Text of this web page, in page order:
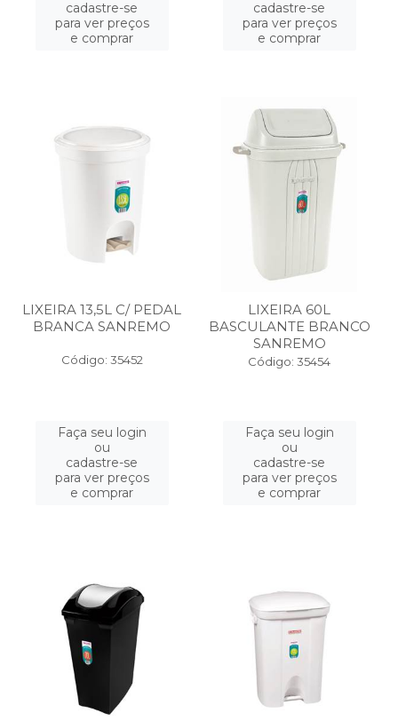
cadastre-se
para ver preços
e comprar
cadastre-se
para ver preços
e comprar
LIXEIRA 13,5L C/ PEDAL
BRANCA SANREMO
Código: 35452
Faça seu login
ou
cadastre-se
para ver preços
e comprar
LIXEIRA 60L
BASCULANTE BRANCO
SANREMO
Código: 35454
Faça seu login
ou
cadastre-se
para ver preços
e comprar